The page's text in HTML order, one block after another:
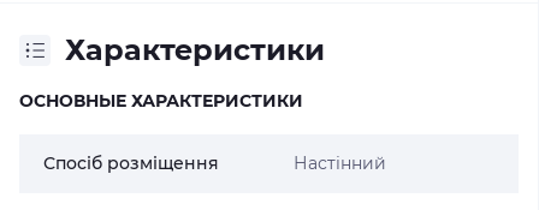
Характеристики
ОСНОВНЫЕ ХАРАКТЕРИСТИКИ
Спосіб розміщення Настінний